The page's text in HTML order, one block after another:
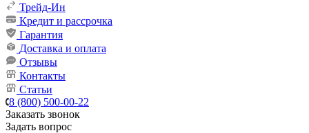
Трейд-Ин
Кредит и рассрочка
Гарантия
Доставка и оплата
Отзывы
Контакты
Статьи
8 (800) 500-00-22
Заказать звонок
Задать вопрос